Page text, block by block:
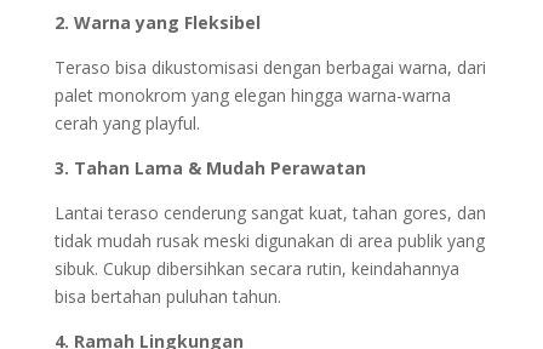
2. Warna yang Fleksibel
Teraso bisa dikustomisasi dengan berbagai warna, dari
palet monokrom yang elegan hingga warna-warna
cerah yang playful.
3. Tahan Lama & Mudah Perawatan
Lantai teraso cenderung sangat kuat, tahan gores, dan
tidak mudah rusak meski digunakan di area publik yang
sibuk. Cukup dibersihkan secara rutin, keindahannya
bisa bertahan puluhan tahun.
4. Ramah Lingkungan